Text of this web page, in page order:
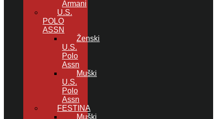
Armani
U.S.
POLO
ASSN
Ženski
U.S.
Polo
Assn
Muški
U.S.
Polo
Assn
FESTINA
Muški